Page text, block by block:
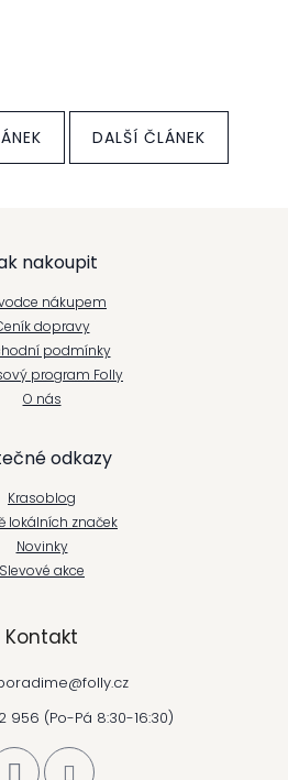
DALŠÍ ČLÁNEK
nakoupit
nákupem
dopravy
podmínky
program Folly
O nás
odkazy
Krasoblog
lokálních značek
Novinky
Slevové akce
Kontakt
@folly.cz
956 (Po-Pá 8:30-16:30)